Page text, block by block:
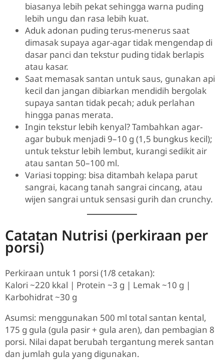
biasanya lebih pekat sehingga warna puding
lebih ungu dan rasa lebih kuat.
Aduk adonan puding terus-menerus saat
dimasak supaya agar-agar tidak mengendap di
dasar panci dan tekstur puding tidak berlapis
atau kasar.
Saat memasak santan untuk saus, gunakan api
kecil dan jangan dibiarkan mendidih bergolak
supaya santan tidak pecah; aduk perlahan
hingga panas merata.
Ingin tekstur lebih kenyal? Tambahkan agar-
agar bubuk menjadi 9–10 g (1,5 bungkus kecil);
untuk tekstur lebih lembut, kurangi sedikit air
atau santan 50–100 ml.
Variasi topping: bisa ditambah kelapa parut
sangrai, kacang tanah sangrai cincang, atau
wijen sangrai untuk sensasi gurih dan crunchy.
Catatan Nutrisi (perkiraan per
porsi)
Perkiraan untuk 1 porsi (1/8 cetakan):
Kalori ~220 kkal | Protein ~3 g | Lemak ~10 g |
Karbohidrat ~30 g
Asumsi: menggunakan 500 ml total santan kental,
175 g gula (gula pasir + gula aren), dan pembagian 8
porsi. Nilai dapat berubah tergantung merek santan
dan jumlah gula yang digunakan.